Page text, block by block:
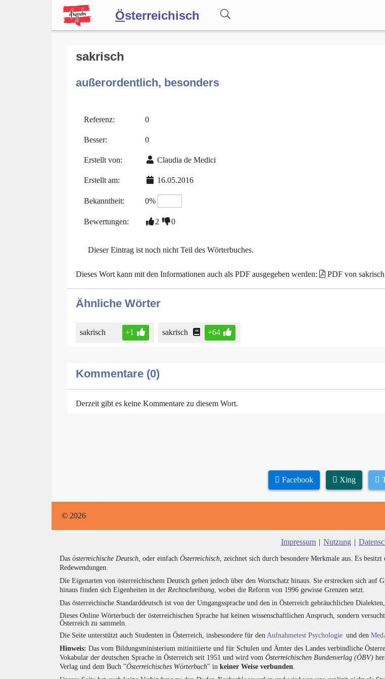
Österreichisch
Forum
Blog
sakrisch
außerordentlich, besonders
Referenz: 0
Besser: 0
Erstellt von: Claudia de Medici
Erstellt am: 16.05.2016
Bekanntheit: 0%
Bewertungen: 2 0
Dieser Eintrag ist noch nicht Teil des Wörterbuches.
Dieses Wort kann mit den Informationen auch als PDF ausgegeben werden: PDF von sakrisch
Ähnliche Wörter
sakrisch +1 sakrisch +64
Kommentare (0)
Derzeit gibt es keine Kommentare zu diesem Wort.
Facebook Xing
© 2026
Impressum | Nutzung |
Das österreichische Deutsch, oder einfach Österreichisch, zeichnet sich durch besondere Merkmale aus. Es
Redewendungen.
Die Eigenarten von österreichischem Deutsch gehen jedoch über den Wortschatz hinaus. Sie erstrecken sich
hinaus finden sich Eigenheiten in der Rechtschreibung, wobei die Reform von 1996 gewisse Grenzen setzt.
Das österreichische Standarddeutsch ist von der Umgangssprache und den in Österreich gebräuchlichen
Dieses Online Wörterbuch der österreichischen Sprache hat keinen wissenschaftlichen Anspruch, sondern
Österreich zu sammeln.
Die Seite unterstützt auch Studenten in Österreich, insbesondere für den Aufnahmetest Psychologie und den
Hinweis: Das vom Bildungsministerium mitinitiierte und für Schulen und Ämter des Landes verbindliche
Vokabular der deutschen Sprache in Österreich seit 1951 und wird vom Österreichischen Bundesverlag (ÖBV)
Verlag und dem Buch "Österreichisches Wörterbuch" in keiner Weise verbunden.